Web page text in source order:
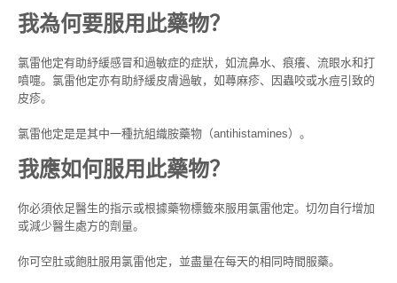
我為何要服用此藥物？
氯雷他定有助紓緩感冒和過敏症的症狀，如流鼻水、痕癢、流眼水和打
噴嚏。氯雷他定亦有助紓緩皮膚過敏，如蕁麻疹、因蟲咬或水痘引致的
皮疹。
氯雷他定是是其中一種抗組織胺藥物（antihistamines）。
我應如何服用此藥物？
你必須依足醫生的指示或根據藥物標籤來服用氯雷他定。切勿自行增加
或減少醫生處方的劑量。
你可空肚或飽肚服用氯雷他定，並盡量在每天的相同時間服藥。